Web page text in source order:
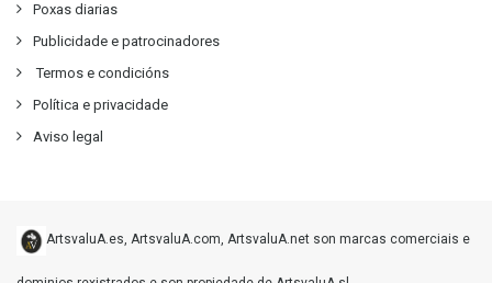
Poxas diarias
Publicidade e patrocinadores
Termos e condicións
Política e privacidade
Aviso legal
ArtsvaluA.es, ArtsvaluA.com, ArtsvaluA.net son marcas comerciais e